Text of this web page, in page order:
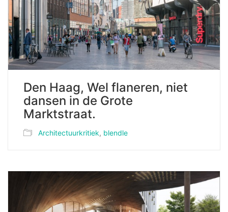
Den Haag, Wel flaneren, niet
dansen in de Grote
Marktstraat.
Architectuurkritiek, blendle